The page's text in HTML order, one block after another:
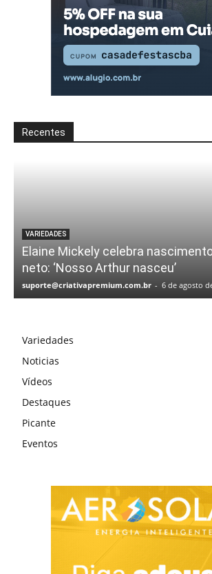
Recentes
VARIEDADES
Elaine Mickely celebra
neto: ‘Nosso Arthur nasceu’
suporte@criativapremium.com.br - 6 de agosto
Variedades
Noticias
Vídeos
Destaques
Picante
Eventos